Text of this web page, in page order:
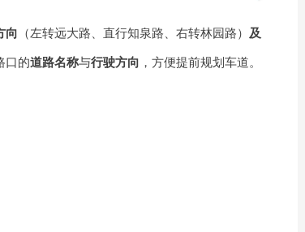
向 （左转远大路、直行知泉路、右转林园路） 及
口的道路名称与行驶方向 ，方便提前规划车道。